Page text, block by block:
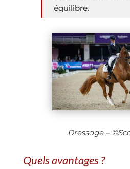
équilibre.
Dressage –
Quels avantages ?